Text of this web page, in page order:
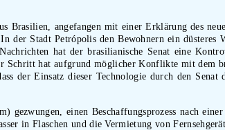
Brasilien, angefangen mit einer Erklärung des
der Stadt Petrópolis den Bewohnern ein
hat der brasilianische Senat eine
hat aufgrund möglicher Konflikte mit dem
der Einsatz dieser Technologie durch den
einen Beschaffungsprozess nach
in Flaschen und die Vermietung von